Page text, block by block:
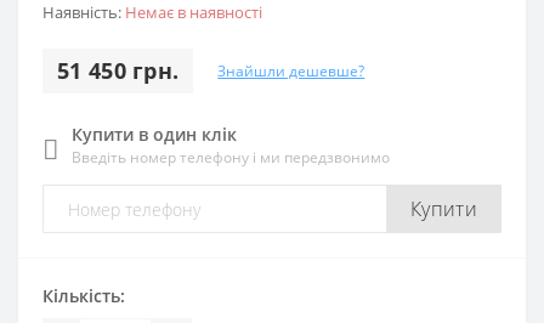
Наявність: Немає в наявності
51 450 грн. Знайшли дешевше?
Купити в один клік
Введіть номер телефону і ми передзвонимо
Купити
Кількість: